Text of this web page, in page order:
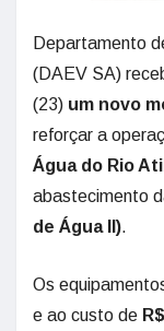
Departamento
(DAEV SA)
(23) um novo
reforçar a
Água do Rio
abastecimento
de Água II).
Os
e ao custo de